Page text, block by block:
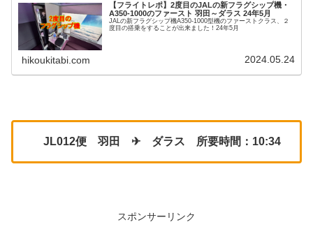
【フライトレポ】2度目のJALの新フラグシップ機・
A350-1000のファースト 羽田～ダラス 24年5月
JALの新フラグシップ機A350-1000型機のファーストクラス、２
度目の搭乗をすることが出来ました！24年5月
hikoukitabi.com 2024.05.24
JL012便 羽田 ✈ ダラス 所要時間：10:34
スポンサーリンク